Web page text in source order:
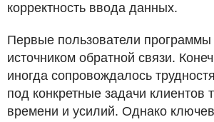
корректность ввода данных.
Первые пользователи
источником обратной связи.
иногда сопровождалось
под конкретные задачи клиентов
времени и усилий. Однако